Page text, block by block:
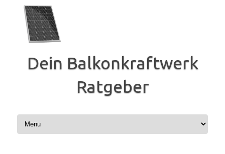
Inhalt
springen
Dein Balkonkraftwerk
Ratgeber